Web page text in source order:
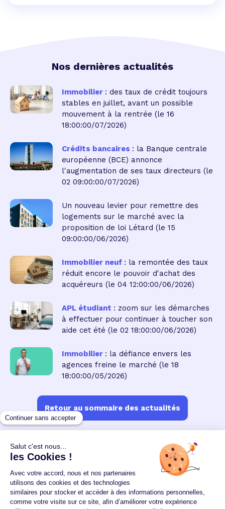
Nos dernières actualités
Immobilier : des taux de crédit toujours
stables en juillet, avant un possible
mouvement à la rentrée (le 16
18:00:00/07/2026)
Crédits bancaires : la Banque centrale
européenne (BCE) annonce
l'augmentation de ses taux directeurs (le
02 09:00:00/07/2026)
Un nouveau levier pour remettre des
logements sur le marché avec la
proposition de loi Létard (le 15
09:00:00/06/2026)
Immobilier neuf : la remontée des taux
réduit encore le pouvoir d'achat des
acquéreurs (le 04 12:00:00/06/2026)
APL étudiant : zoom sur les démarches
à effectuer pour continuer à toucher son
aide cet été (le 02 18:00:00/06/2026)
Immobilier : la défiance envers les
agences freine le marché (le 18
18:00:00/05/2026)
Retour au sommaire des actualités
Un crédit vous engage et doit être remboursé.
Vérifiez vos capacités de remboursement avant de
vous engager.